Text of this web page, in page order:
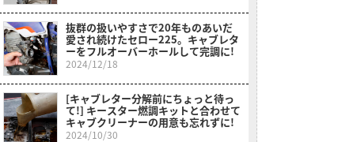
抜群の扱いやすさで20年ものあいだ
愛され続けたセロー225。キャブレタ
ーをフルオーバーホールして完調に!
2024/12/18
[キャブレター分解前にちょっと待っ
て!] キースター燃調キットと合わせて
キャブクリーナーの用意も忘れずに!
2024/10/30